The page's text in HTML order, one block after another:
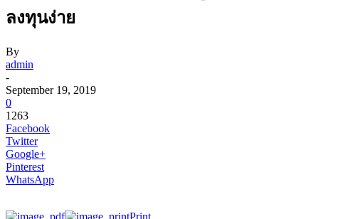
ลงทุนง่าย
By
admin
-
September 19, 2019
0
1263
Facebook
Twitter
Google+
Pinterest
WhatsApp
Print